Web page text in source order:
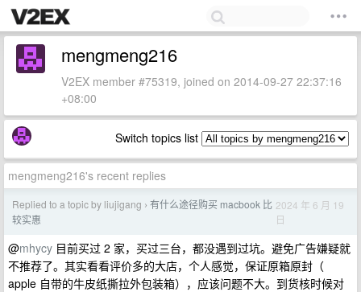
mengmeng216
V2EX member #75319, joined on 2014-09-27 22:37:16
+08:00
Switch topics list
mengmeng216's recent replies
Replied to a topic by liujigang › 有什么途径购买 macbook 比
较实惠
2024 年 6 月 19
日
@mhycy 目前买过 2 家，买过三台，都没遇到过坑。避免广告嫌疑就
不推荐了。其实看看评价多的大店，个人感觉，保证原箱原封（
apple 自带的牛皮纸撕拉外包装箱），应该问题不大。到货核时候对